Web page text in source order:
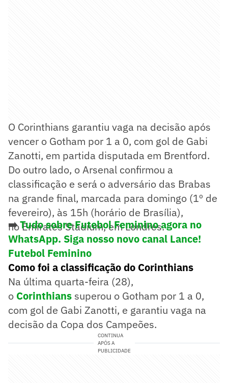
O Corinthians garantiu vaga na decisão após
vencer o Gotham por 1 a 0, com gol de Gabi
Zanotti, em partida disputada em Brentford.
Do outro lado, o Arsenal confirmou a
classificação e será o adversário das Brabas
na grande final, marcada para domingo (1º de
fevereiro), às 15h (horário de Brasília),
no Emirates Stadium, em Londres.
➡️Tudo sobre Futebol Feminino agora no
WhatsApp. Siga nosso novo canal Lance!
Futebol Feminino
Como foi a classificação do Corinthians
Na última quarta-feira (28),
o Corinthians superou o Gotham por 1 a 0,
com gol de Gabi Zanotti, e garantiu vaga na
decisão da Copa dos Campeões.
CONTINUA
APÓS A
PUBLICIDADE